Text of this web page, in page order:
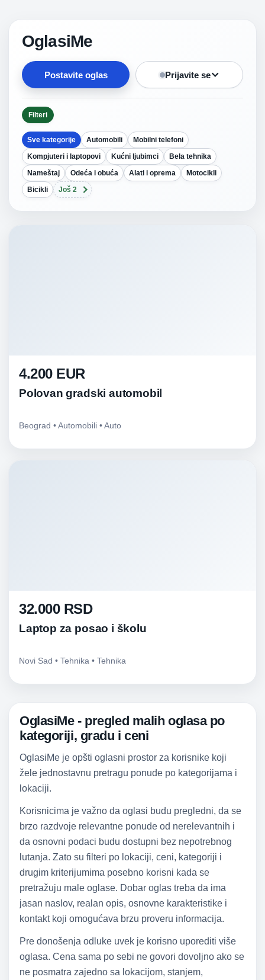
OglasiMe
Postavite oglas Prijavite se
Filteri
Sve kategorije Automobili
Mobilni telefoni
Kompjuteri i laptopovi
Kućni ljubimci
Bela tehnika
Nameštaj
Odeća i obuća Alati i oprema
Motocikli
Bicikli
Još 2
4.200 EUR
Polovan gradski automobil
Beograd • Automobili • Auto
32.000 RSD
Laptop za posao i školu
Novi Sad • Tehnika • Tehnika
OglasiMe - pregled malih oglasa po
kategoriji, gradu i ceni
OglasiMe je opšti oglasni prostor za korisnike koji
žele jednostavnu pretragu ponude po kategorijama i
lokaciji.
Korisnicima je važno da oglasi budu pregledni, da se
brzo razdvoje relevantne ponude od nerelevantnih i
da osnovni podaci budu dostupni bez nepotrebnog
lutanja. Zato su filteri po lokaciji, ceni, kategoriji i
drugim kriterijumima posebno korisni kada se
pretražuju male oglase. Dobar oglas treba da ima
jasan naslov, realan opis, osnovne karakteristike i
kontakt koji omogućava brzu proveru informacija.
Pre donošenja odluke uvek je korisno uporediti više
oglasa. Cena sama po sebi ne govori dovoljno ako se
ne posmatra zajedno sa lokacijom, stanjem,